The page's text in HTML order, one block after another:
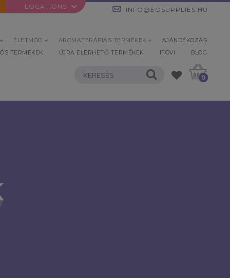
LOCATIONS INFO@EOSUPPLIES.HU
ÉLETMÓD AROMATERÁPIÁS TERMÉKEK
AJÁNDÉKOZÁS
TERMÉKEK
ÚJRA ELÉRHETŐ TERMÉKEK ITOVI BLOG
0